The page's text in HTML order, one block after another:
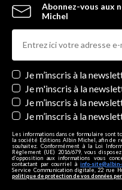
Abonnez-vous aux
Michel
Newsletters
Je m’inscris à la
Je m'inscris à la
Je m’inscris à la
Je m’inscris à la
Les informations dans ce formulaire
la société Editions Albin Michel, afin de
souhaitez. Conformément à la Loi
Règlement (UE) 2016/679, vous
d’opposition aux informations vous
contactant par courriel à info-
Service Communication digitale, 22 rue
politique de protection de vos données